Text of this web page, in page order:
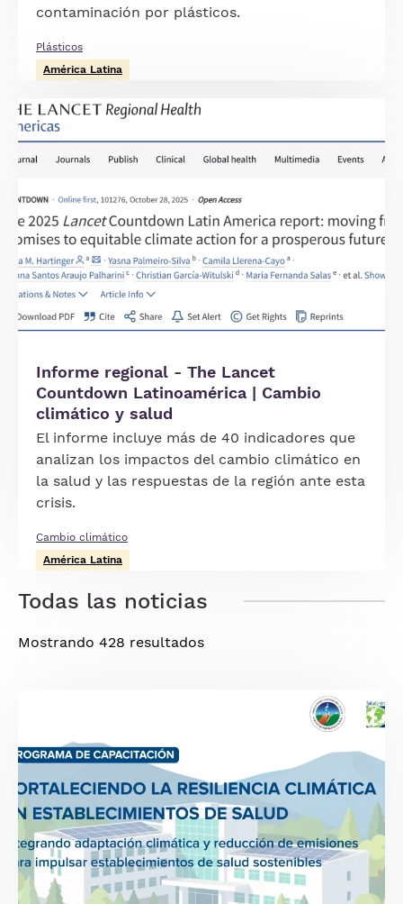
contaminación por plásticos.
Plásticos
América Latina
Informe regional - The Lancet
Countdown Latinoamérica | Cambio
climático y salud
El informe incluye más de 40 indicadores que
analizan los impactos del cambio climático en
la salud y las respuestas de la región ante esta
crisis.
Cambio climático
América Latina
Imagen
Todas las noticias
Mostrando 428 resultados